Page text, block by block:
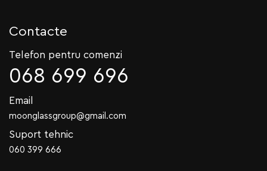
Contacte
Telefon pentru comenzi
068 699 696
Email
moonglassgroup@gmail.com
Suport tehnic
060 399 666